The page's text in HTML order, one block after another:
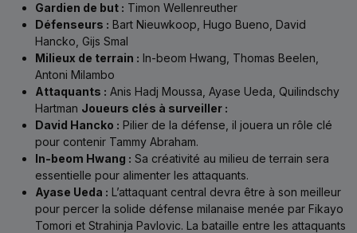
Gardien de but : Timon Wellenreuther
Défenseurs : Bart Nieuwkoop, Hugo Bueno, David
Hancko, Gijs Smal
Milieux de terrain : In-beom Hwang, Thomas Beelen,
Antoni Milambo
Attaquants : Anis Hadj Moussa, Ayase Ueda, Quilindschy
Hartman Joueurs clés à surveiller :
David Hancko : Pilier de la défense, il jouera un rôle clé
pour contenir Tammy Abraham.
In-beom Hwang : Sa créativité au milieu de terrain sera
essentielle pour alimenter les attaquants.
Ayase Ueda : L’attaquant central devra être à son meilleur
pour percer la solide défense milanaise menée par Fikayo
Tomori et Strahinja Pavlovic. La bataille entre les attaquants